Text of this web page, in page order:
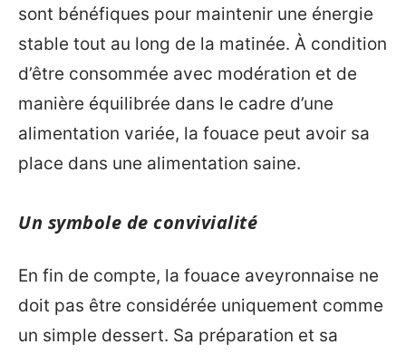
sont bénéfiques pour maintenir une énergie
stable tout au long de la matinée. À condition
d’être consommée avec modération et de
manière équilibrée dans le cadre d’une
alimentation variée, la fouace peut avoir sa
place dans une alimentation saine.
Un symbole de convivialité
En fin de compte, la fouace aveyronnaise ne
doit pas être considérée uniquement comme
un simple dessert. Sa préparation et sa